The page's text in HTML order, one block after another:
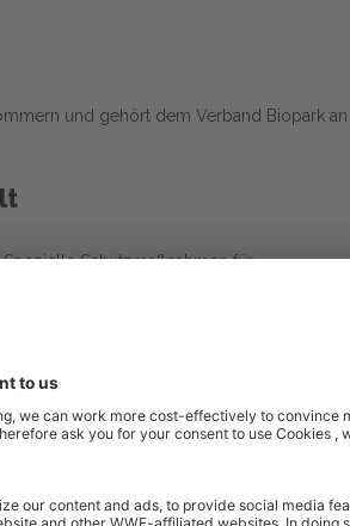
und gehört dem Verband Biopark an
Spezielle Schutzmaßnahmen für
Fläche der Landschaftselemente
Besondere Offenlandbiotope